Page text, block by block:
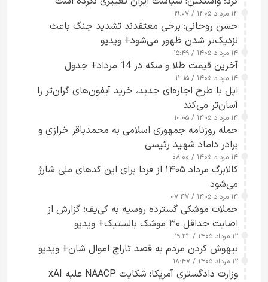
۱۴ مرداد ۱۴۰۵ / ۱۹:۰۷
حسن روحانی: برخی معتقدند تشدید جنگ باعث
نزدیک‌تر شدن ظهور می‌شود+ ویدیو
۱۴ مرداد ۱۴۰۵ / ۱۵:۴۹
آخرین قیمت طلا و سکه در 14 مرداد+ جدول
۱۴ مرداد ۱۴۰۵ / ۱۲:۱۵
اپل با طرح اجاره‌ای جدید، خرید آیفون‌های گران‌تر را
آسان‌تر می‌کند
۱۴ مرداد ۱۴۰۵ / ۱۰:۰۵
حمله روزنامه جمهوری اسلامی به محمدباقر خرازی و
برادر داماد شهید رئیسی
۱۴ مرداد ۱۴۰۵ / ۰۸:۰۰
کالابرگ مرداد ۱۴۰۵ از فردا برای این کدهای ملی شارژ
می‌شود
۱۴ مرداد ۱۴۰۵ / ۰۷:۴۷
حملات موشکی گسترده روسیه به کی‌یف؛ گزارش از
اصابت حداقل ۳۰ موشک بالستیک+ ویدیو
۱۲ مرداد ۱۴۰۵ / ۱۹:۳۲
بیهوش کردن مردم به قصد تاراج اموال شان+ ویدیو
۱۲ مرداد ۱۴۰۵ / ۱۸:۴۷
وزارت دادگستری آمریکا: شکایت NAACP علیه xAI